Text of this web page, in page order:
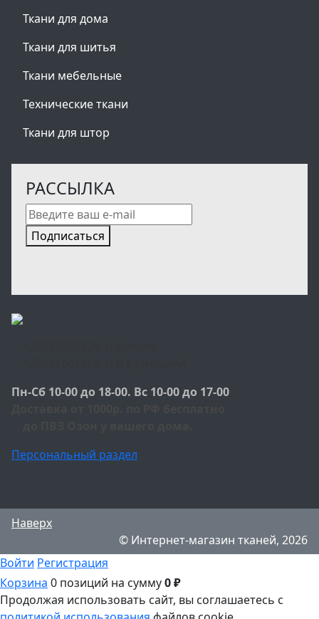
Ткани для дома
Ткани для шитья
Ткани мебельные
Технические ткани
Ткани для штор
РАССЫЛКА
Подписаться
Пн-Сб 10-00 до 18-00. Вс 10-00 до 17-00
Персональный раздел
Наверх
© Интернет-магазин тканей, 2026
Войти Регистрация
Корзина 0 позиций на сумму0 ₽
Продолжая использовать сайт, вы соглашаетесь с